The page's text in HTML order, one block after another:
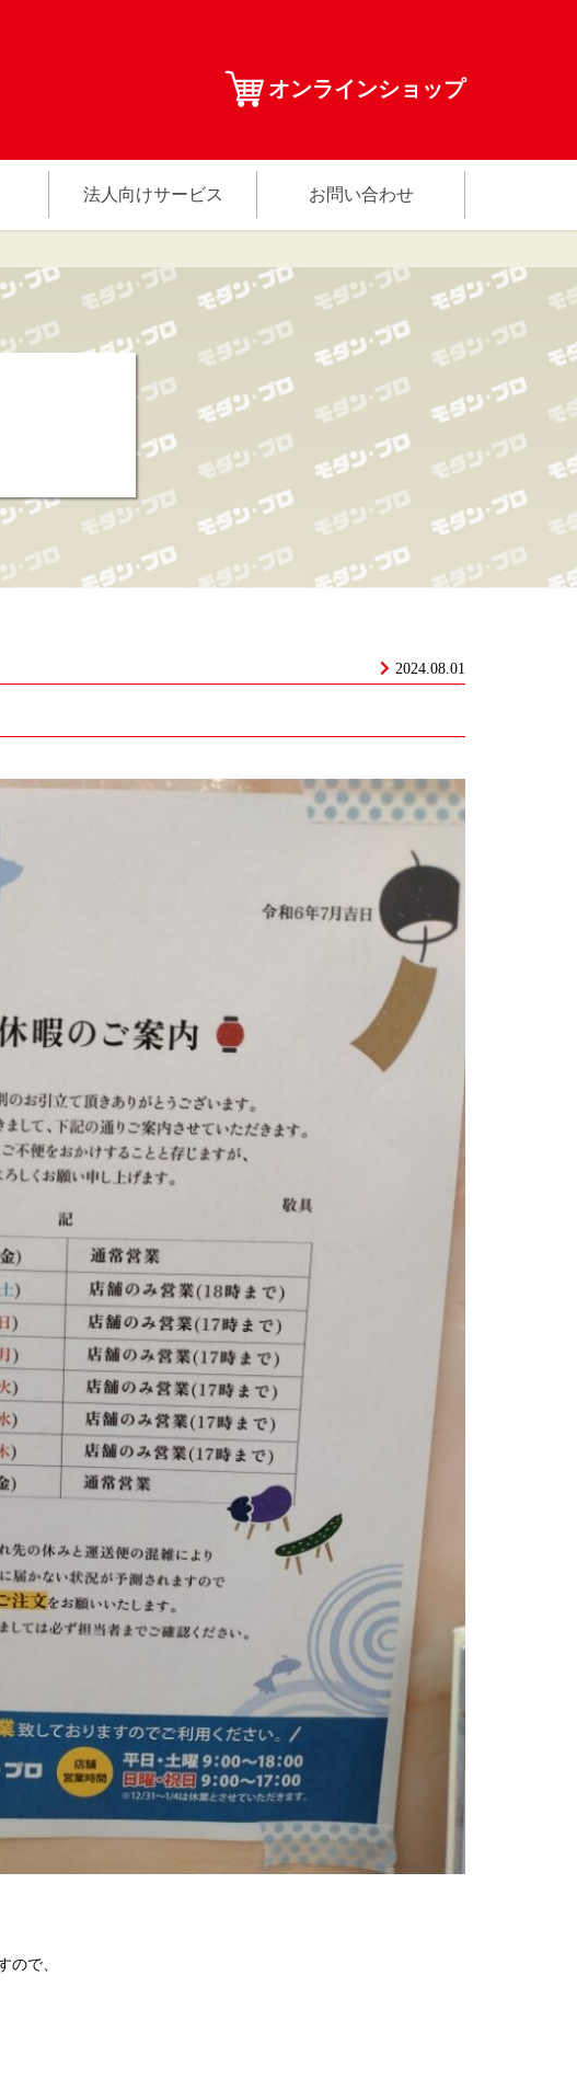
オンラインショップ
法人向けサービス お問い合わせ
2024.08.01
ので、